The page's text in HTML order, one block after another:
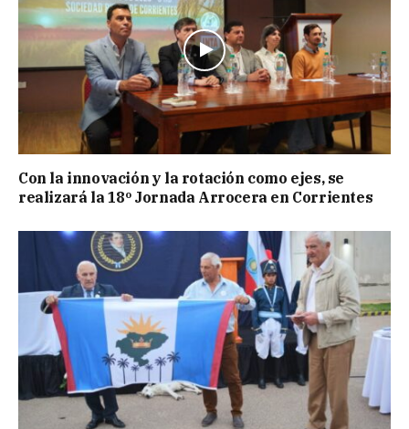
Con la innovación y la rotación como ejes, se
realizará la 18º Jornada Arrocera en Corrientes